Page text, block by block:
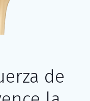
de